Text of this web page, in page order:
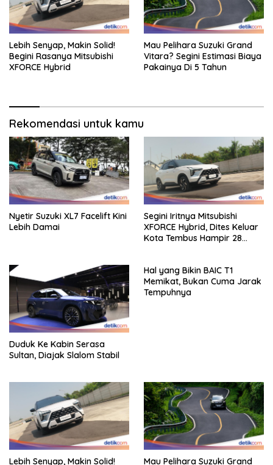
Lebih Senyap, Makin Solid!
Begini Rasanya Mitsubishi
XFORCE Hybrid
Mau Pelihara Suzuki Grand
Vitara? Segini Estimasi Biaya
Pakainya Di 5 Tahun
Rekomendasi untuk kamu
Nyetir Suzuki XL7 Facelift Kini
Lebih Damai
Segini Iritnya Mitsubishi
XFORCE Hybrid, Dites Keluar
Kota Tembus Hampir 28
Duduk Ke Kabin Serasa
Sultan, Diajak Slalom Stabil
Hal yang Bikin BAIC T1
Memikat, Bukan Cuma Jarak
Tempuhnya
Lebih Senyap, Makin Solid!
Mau Pelihara Suzuki Grand